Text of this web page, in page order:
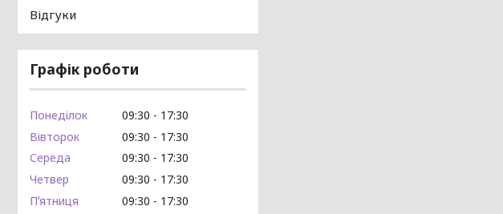
Відгуки
Графік роботи
Понеділок 09:30
17:30
Вівторок
09:30
17:30
Середа
09:30
17:30
Четвер
09:30
17:30
Пʼятниця
09:30
17:30